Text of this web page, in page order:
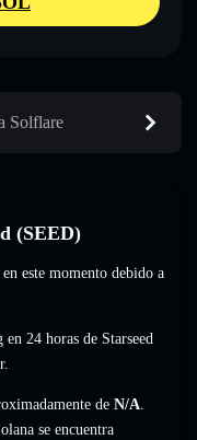
Solflare
(SEED)
este momento debido a
24 horas de Starseed
de N/A.
se encuentra